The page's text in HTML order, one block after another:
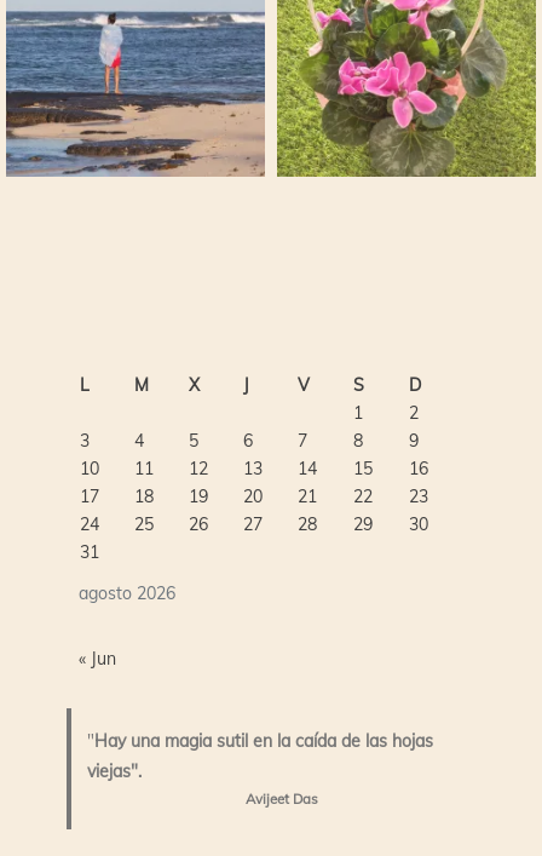
agosto 2026
L M X J V S
D
1
2
3
4 5 6 7 8
9
10
11 12 13 14 15
16
17
18 19 20 21 22
23
24
25 26 27 28 29
30
31
« Jun
"Hay una magia sutil en la caída de las hojas
viejas".
Avijeet Das